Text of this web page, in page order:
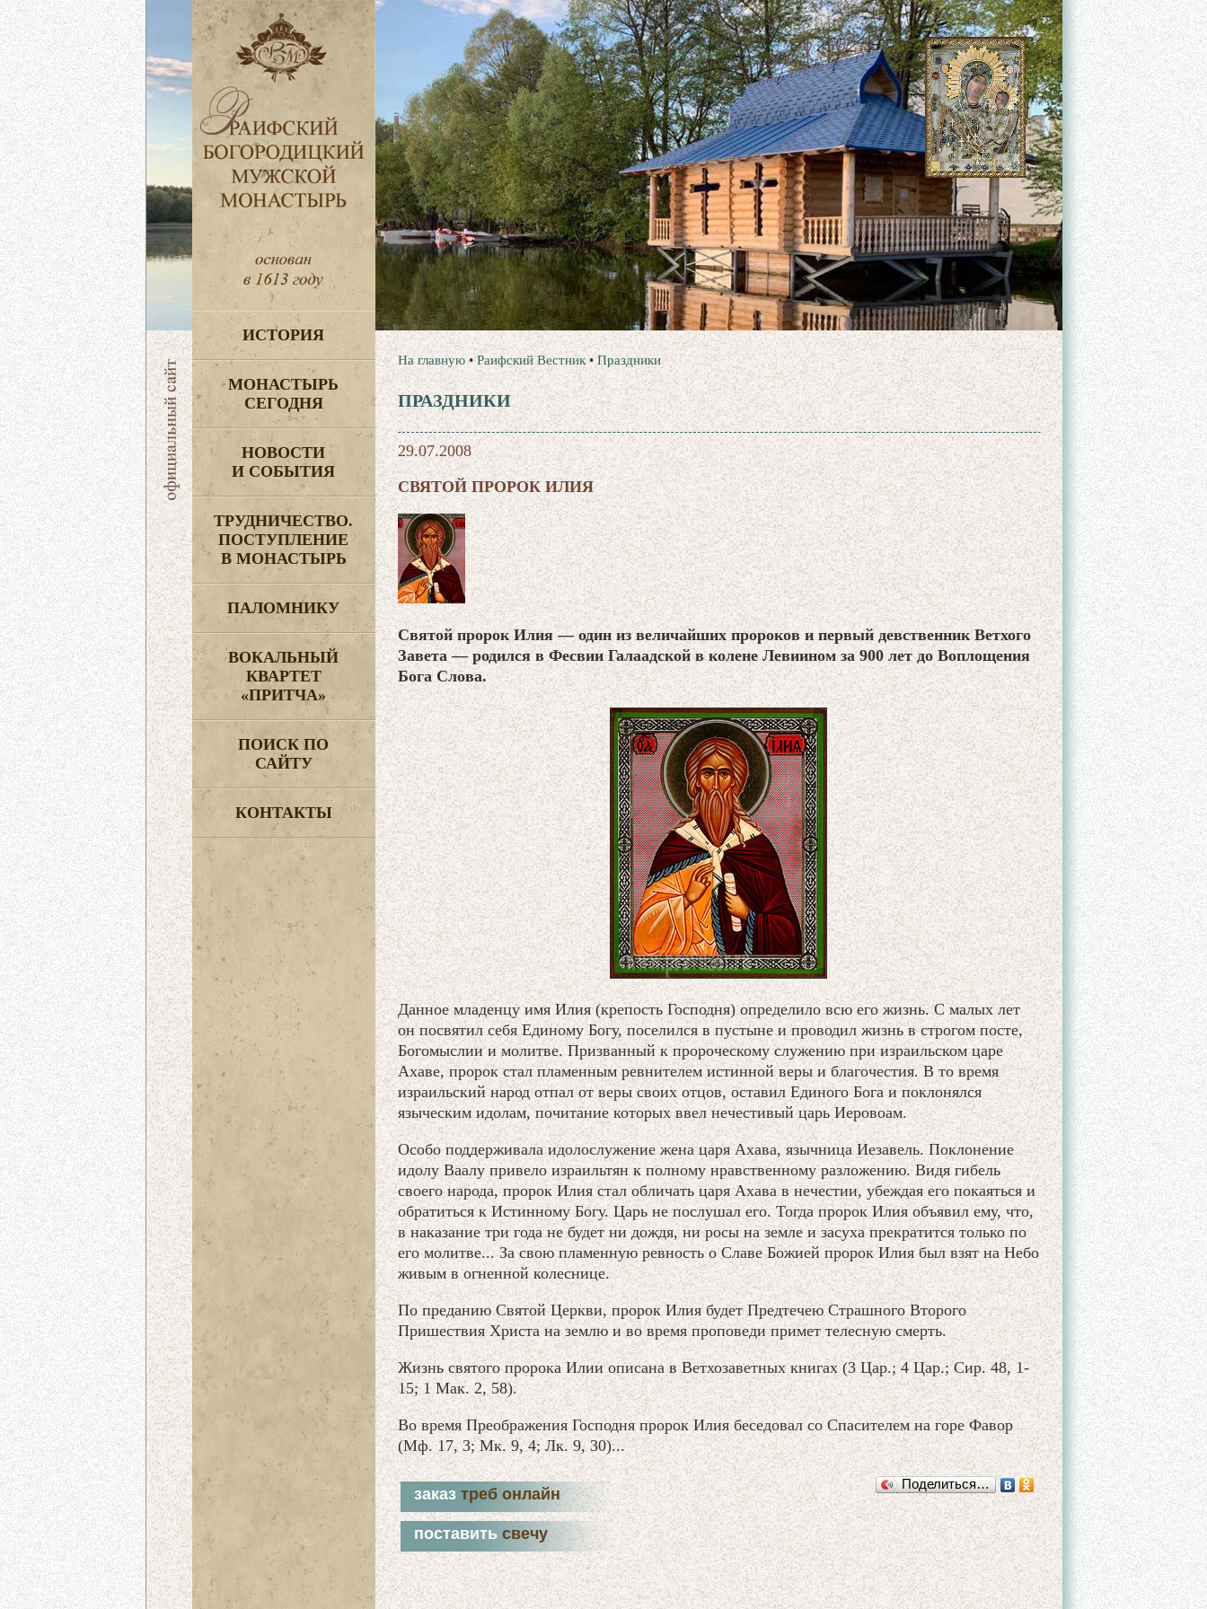
ИСТОРИЯ
МОНАСТЫРЬ
СЕГОДНЯ
НОВОСТИ
И СОБЫТИЯ
ТРУДНИЧЕСТВО.
ПОСТУПЛЕНИЕ
В МОНАСТЫРЬ
ПАЛОМНИКУ
ВОКАЛЬНЫЙ
КВАРТЕТ
«ПРИТЧА»
ПОИСК ПО
САЙТУ
КОНТАКТЫ
На главную •Раифский Вестник •Праздники
ПРАЗДНИКИ
29.07.2008
СВЯТОЙ ПРОРОК ИЛИЯ
Святой пророк Илия — один из величайших пророков и первый девственник Ветхого
Завета — родился в Фесвии Галаадской в колене Левиином за 900 лет до Воплощения
Бога Слова.
Данное младенцу имя Илия (крепость Господня) определило всю его жизнь. С малых лет
он посвятил себя Единому Богу, поселился в пустыне и проводил жизнь в строгом посте,
Богомыслии и молитве. Призванный к пророческому служению при израильском царе
Ахаве, пророк стал пламенным ревнителем истинной веры и благочестия. В то время
израильский народ отпал от веры своих отцов, оставил Единого Бога и поклонялся
языческим идолам, почитание которых ввел нечестивый царь Иеровоам.
Особо поддерживала идолослужение жена царя Ахава, язычница Иезавель. Поклонение
идолу Ваалу привело израильтян к полному нравственному разложению. Видя гибель
своего народа, пророк Илия стал обличать царя Ахава в нечестии, убеждая его покаяться и
обратиться к Истинному Богу. Царь не послушал его. Тогда пророк Илия объявил ему, что,
в наказание три года не будет ни дождя, ни росы на земле и засуха прекратится только по
его молитве... За свою пламенную ревность о Славе Божией пророк Илия был взят на Небо
живым в огненной колеснице.
По преданию Святой Церкви, пророк Илия будет Предтечею Страшного Второго
Пришествия Христа на землю и во время проповеди примет телесную смерть.
Жизнь святого пророка Илии описана в Ветхозаветных книгах (3 Цар.; 4 Цар.; Сир. 48, 1-
15; 1 Мак. 2, 58).
Во время Преображения Господня пророк Илия беседовал со Спасителем на горе Фавор
(Мф. 17, 3; Мк. 9, 4; Лк. 9, 30)...
заказ треб онлайн
поставить свечу
Поделиться…